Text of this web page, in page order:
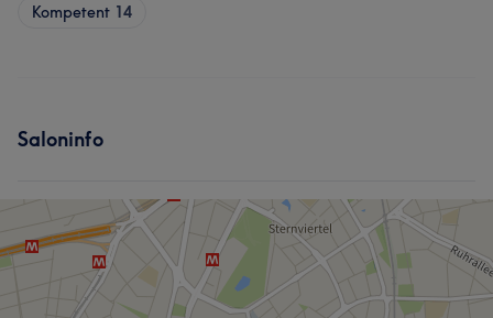
Kompetent 14
Saloninfo